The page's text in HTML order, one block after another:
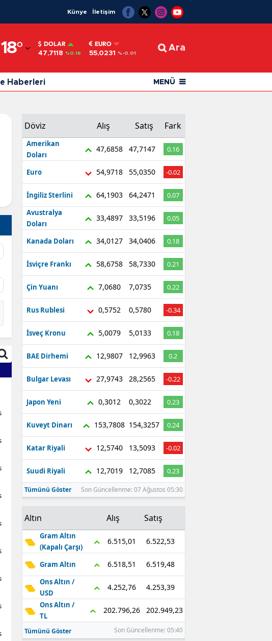
Künye İletişim
18° DOLAR
47,7118 %0.16
EURO
55,0231 %-0.01
Ara
Haberleri MENÜ
Döviz Alış Satış Fark
Amerikan
Doları
47,6858 47,7147 0.16
Euro 54,9718 55,0350 -0.02
İngiliz Sterlini 64,1903 64,2471
0.07
Avustralya
Doları
33,4897 33,5196 0.05
Kanada Doları 34,0127 34,0406 0.18
İsviçre Frankı 58,6758 58,7330 0.21
Çin Yuanı 7,0680 7,0735 0.22
Rus Rublesi 0,5752 0,5780 -0.34
İsveç Kronu 5,0079 5,0133 0.18
BAE Dirhemi 12,9807 12,9963 0.2
Bulgar Levası 27,9743 28,2565 -0.22
Japon Yeni 0,3012 0,3022 0.23
Kuveyt Dinarı 153,7808 154,3257 0.24
Katar Riyali 12,5740 13,5093 -0.02
Suudi Riyali 12,7019 12,7085 0.23
Tümünü Göster Son Güncellenme: 07 Ağustos 05:30
Altın Alış Satış
Gram Altın
(Kapalı Çarşı)
6.515,01 6.522,53
Gram Altın 6.518,51 6.519,48
Ons Altın /
USD
4.252,76 4.253,39
Ons Altın /
TL
202.796,26 202.949,23
Tümünü Göster Son Güncellenme: 05:40